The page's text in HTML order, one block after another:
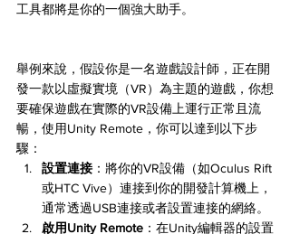
工具都將是你的一個強大助手。
舉例來說，假設你是一名遊戲設計師，正在開
發一款以虛擬實境（VR）為主題的遊戲，你想
要確保遊戲在實際的VR設備上運行正常且流
暢，使用Unity Remote，你可以達到以下步
驟：
設置連接 ：將你的VR設備（如Oculus Rift
或HTC Vive）連接到你的開發計算機上，
通常透過USB連接或者設置連接的網絡。
啟用Unity Remote ：在Unity編輯器的設置